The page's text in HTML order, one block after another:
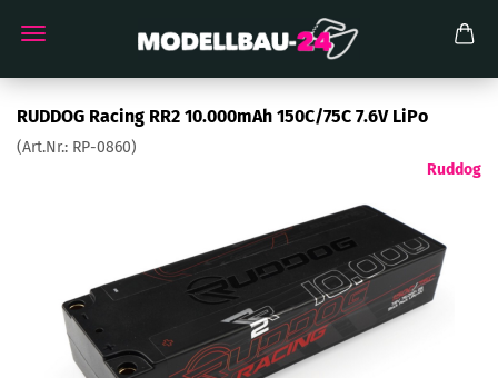
RUDDOG Racing RR2 10.000mAh 150C/75C 7.6V LiPo
(Art.Nr.: RP-0860)
Ruddog